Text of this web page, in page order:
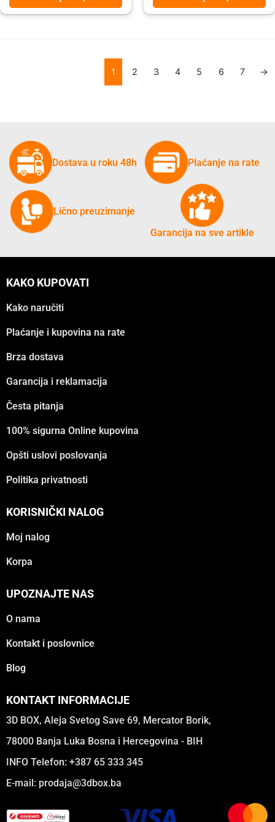
1 2 3 4 5 6 7 →
Dostava u roku 48h Plaćanje na rate
Lično preuzimanje
Garancija na sve artikle
KAKO KUPOVATI
Kako naručiti
Plaćanje i kupovina na rate
Brza dostava
Garancija i reklamacija
Česta pitanja
100% sigurna Online kupovina
Opšti uslovi poslovanja
Politika privatnosti
KORISNIČKI NALOG
Moj nalog
Korpa
UPOZNAJTE NAS
O nama
Kontakt i poslovnice
Blog
KONTAKT INFORMACIJE
3D BOX, Aleja Svetog Save 69, Mercator Borik,
78000 Banja Luka Bosna i Hercegovina - BIH
INFO Telefon: +387 65 333 345
E-mail: prodaja@3dbox.ba